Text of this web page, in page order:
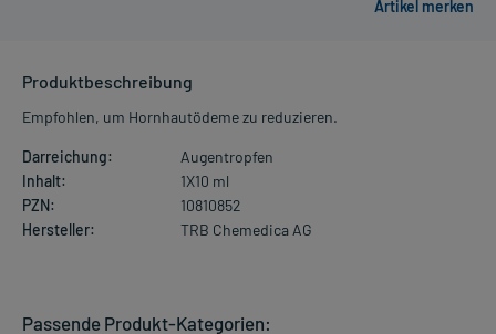
Produktbeschreibung
Empfohlen, um Hornhautödeme zu reduzieren.
Darreichung:
Augentropfen
Inhalt:
1X10 ml
PZN:
10810852
Hersteller:
TRB Chemedica AG
Passende Produkt-Kategorien: